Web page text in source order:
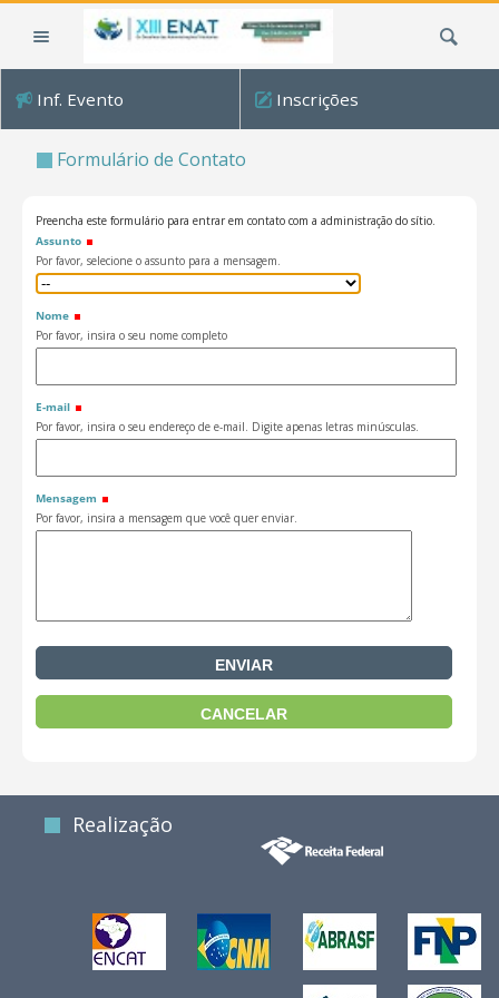
Inf. Evento Inscrições
Formulário de Contato
Preencha este formulário para entrar em contato com a administração do sítio.
Assunto
Por favor, selecione o assunto para a mensagem.
Nome
Por favor, insira o seu nome completo
E-mail
Por favor, insira o seu endereço de e-mail. Digite apenas letras minúsculas.
Mensagem
Por favor, insira a mensagem que você quer enviar.
Realização